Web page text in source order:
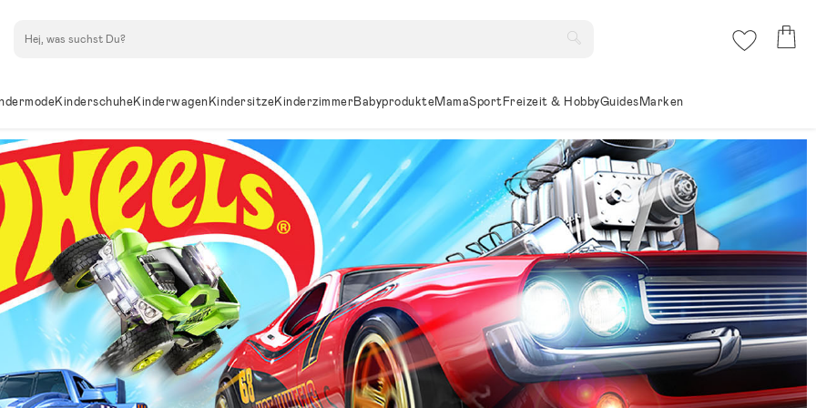
KinderschuheKinderwagenKindersitzeKinderzimmerBabyprodukteMamaSportFreizeit & HobbyGuidesMarken